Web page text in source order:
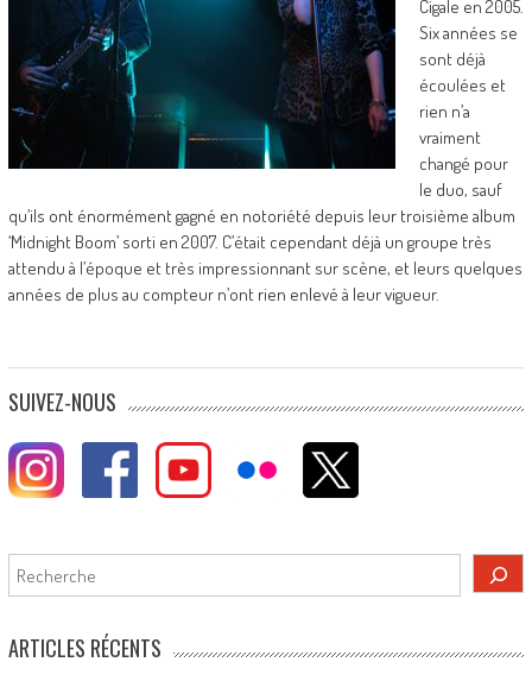
Cigale en 2005.
Six années se
sont déjà
écoulées et
rien n’a
vraiment
changé pour
le duo, sauf
qu’ils ont énormément gagné en notoriété depuis leur troisième album
‘Midnight Boom’ sorti en 2007. C’était cependant déjà un groupe très
attendu à l’époque et très impressionnant sur scène, et leurs quelques
années de plus au compteur n’ont rien enlevé à leur vigueur.
SUIVEZ-NOUS
Rechercher
ARTICLES RÉCENTS